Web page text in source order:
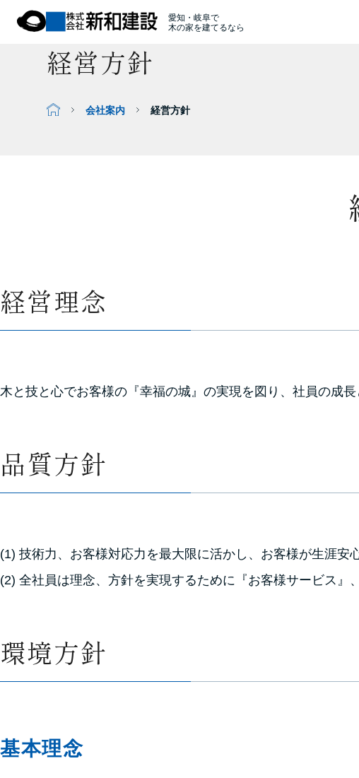
愛知・岐阜で
木の家を建てるなら
経営方針
会社案内 経営方針
経営理念
木と技と心でお客様の『幸福の城』の実現を図り、社員の成長
品質方針
(1) 技術力、お客様対応力を最大限に活かし、お客様が生涯安
(2) 全社員は理念、方針を実現するために『お客様サービス』
環境方針
基本理念